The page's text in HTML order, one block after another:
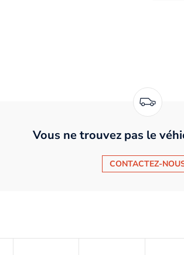
Vous ne trouvez pas le
CONTACTEZ-